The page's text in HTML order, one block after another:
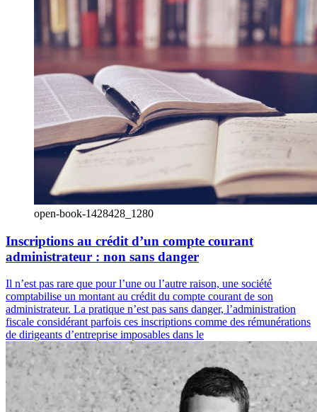
open-book-1428428_1280
Inscriptions au crédit d’un compte courant
administrateur : non sans danger
Il n’est pas rare que pour l’une ou l’autre raison, une société
comptabilise un montant au crédit du compte courant de son
administrateur. La pratique n’est pas sans danger, l’administration
fiscale considérant parfois ces inscriptions comme des rémunérations
de dirigeants d’entreprise imposables dans le